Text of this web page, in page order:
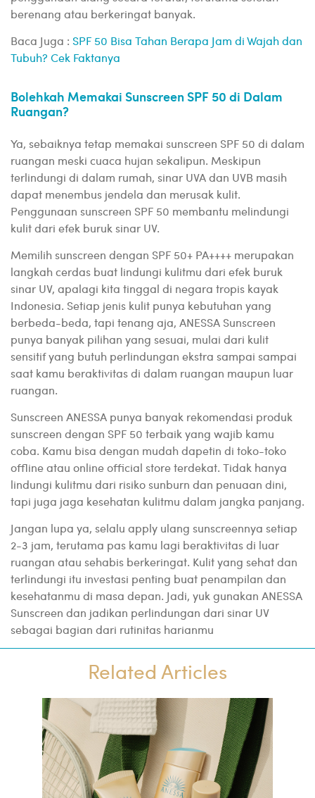
berenang atau berkeringat banyak.
Baca Juga : SPF 50 Bisa Tahan Berapa Jam di Wajah dan
Tubuh? Cek Faktanya
Bolehkah Memakai Sunscreen SPF 50 di Dalam
Ruangan?
Ya, sebaiknya tetap memakai sunscreen SPF 50 di dalam
ruangan meski cuaca hujan sekalipun. Meskipun
terlindungi di dalam rumah, sinar UVA dan UVB masih
dapat menembus jendela dan merusak kulit.
Penggunaan sunscreen SPF 50 membantu melindungi
kulit dari efek buruk sinar UV.
Memilih sunscreen dengan SPF 50+ PA++++ merupakan
langkah cerdas buat lindungi kulitmu dari efek buruk
sinar UV, apalagi kita tinggal di negara tropis kayak
Indonesia. Setiap jenis kulit punya kebutuhan yang
berbeda-beda, tapi tenang aja, ANESSA Sunscreen
punya banyak pilihan yang sesuai, mulai dari kulit
sensitif yang butuh perlindungan ekstra sampai sampai
saat kamu beraktivitas di dalam ruangan maupun luar
ruangan.
Sunscreen ANESSA punya banyak rekomendasi produk
sunscreen dengan SPF 50 terbaik yang wajib kamu
coba. Kamu bisa dengan mudah dapetin di toko-toko
offline atau online official store terdekat. Tidak hanya
lindungi kulitmu dari risiko sunburn dan penuaan dini,
tapi juga jaga kesehatan kulitmu dalam jangka panjang.
Jangan lupa ya, selalu apply ulang sunscreennya setiap
2-3 jam, terutama pas kamu lagi beraktivitas di luar
ruangan atau sehabis berkeringat. Kulit yang sehat dan
terlindungi itu investasi penting buat penampilan dan
kesehatanmu di masa depan. Jadi, yuk gunakan ANESSA
Sunscreen dan jadikan perlindungan dari sinar UV
sebagai bagian dari rutinitas harianmu
Related Articles